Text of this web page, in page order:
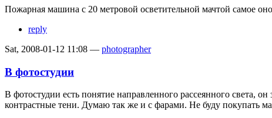
Пожарная машина с 20 метровой осветительной мачтой самое
reply
Sat, 2008-01-12 11:08 — photographer
В фотостудии
В фотостудии есть понятие направленного рассеянного света,
контрастные тени. Думаю так же и с фарами. Не буду покупать